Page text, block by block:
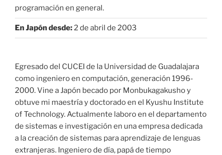
programación en general.
En Japón desde:2 de abril de 2003
Egresado del CUCEI de la Universidad de Guadalajara
como ingeniero en computación, generación 1996-
2000. Vine a Japón becado por Monbukagakusho y
obtuve mi maestría y doctorado en el Kyushu Institute
of Technology. Actualmente laboro en el departamento
de sistemas e investigación en una empresa dedicada
a la creación de sistemas para aprendizaje de lenguas
extranjeras. Ingeniero de día, papá de tiempo